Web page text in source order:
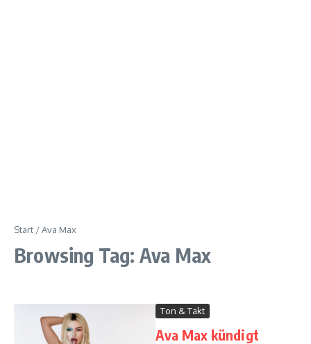
Start /Ava Max
Browsing Tag: Ava Max
Ton & Takt
Ava Max kündigt